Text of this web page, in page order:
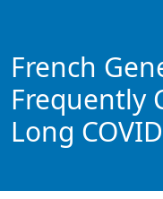
French
Frequently
Long